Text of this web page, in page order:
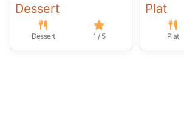
Dessert
Dessert 1 / 5
Plat
Plat